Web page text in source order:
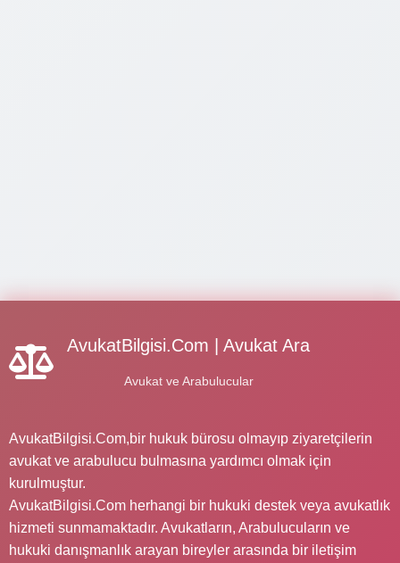
AvukatBilgisi.Com | Avukat Ara
Avukat ve Arabulucular
AvukatBilgisi.Com,bir hukuk bürosu olmayıp ziyaretçilerin
avukat ve arabulucu bulmasına yardımcı olmak için
kurulmuştur.
AvukatBilgisi.Com herhangi bir hukuki destek veya avukatlık
hizmeti sunmamaktadır. Avukatların, Arabulucuların ve
hukuki danışmanlık arayan bireyler arasında bir iletişim